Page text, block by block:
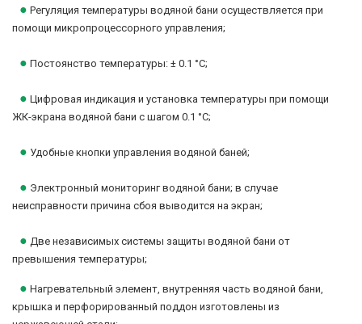
● Регуляция температуры водяной бани осуществляется при
помощи микропроцессорного управления;
● Постоянство температуры: ± 0.1 °C;
● Цифровая индикация и установка температуры при помощи
ЖК-экрана водяной бани с шагом 0.1 °C;
● Удобные кнопки управления водяной баней;
● Электронный мониторинг водяной бани; в случае
неисправности причина сбоя выводится на экран;
● Две независимых системы защиты водяной бани от
превышения температуры;
● Нагревательный элемент, внутренняя часть водяной бани,
крышка и перфорированный поддон изготовлены из